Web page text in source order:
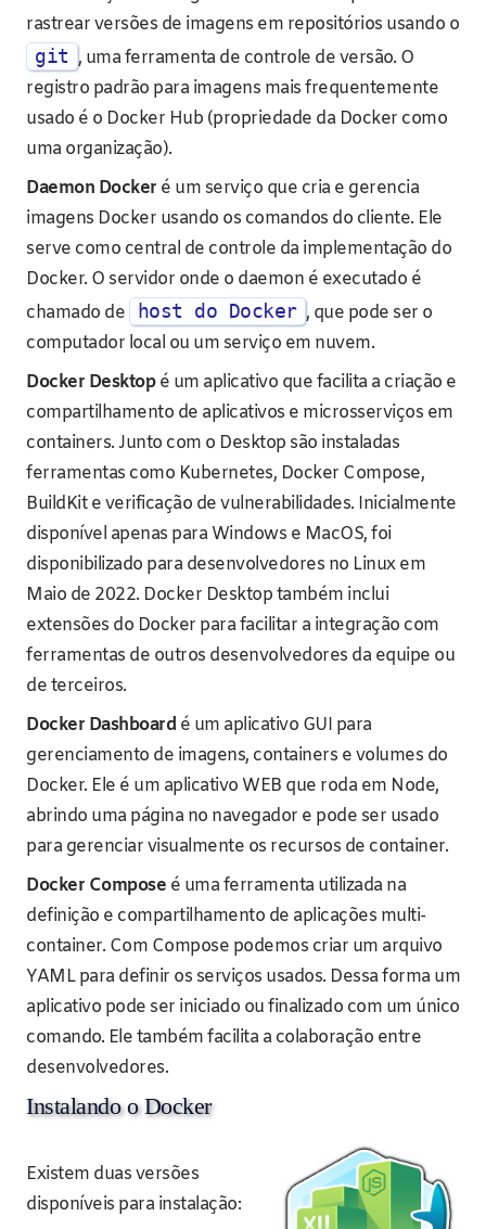
rastrear versões de imagens em repositórios usando o
git , uma ferramenta de controle de versão. O
registro padrão para imagens mais frequentemente
usado é o Docker Hub (propriedade da Docker como
uma organização).
Daemon Docker é um serviço que cria e gerencia
imagens Docker usando os comandos do cliente. Ele
serve como central de controle da implementação do
Docker. O servidor onde o daemon é executado é
chamado de
host do Docker , que pode ser o
computador local ou um serviço em nuvem.
Docker Desktopé um aplicativo que facilita a criação e
compartilhamento de aplicativos e microsserviços em
containers. Junto com o Desktop são instaladas
ferramentas como Kubernetes, Docker Compose,
BuildKit e verificação de vulnerabilidades. Inicialmente
disponível apenas para Windows e MacOS, foi
disponibilizado para desenvolvedores no Linux em
Maio de 2022. Docker Desktop também inclui
extensões do Docker para facilitar a integração com
ferramentas de outros desenvolvedores da equipe ou
de terceiros.
Docker Dashboardé um aplicativo GUI para
gerenciamento de imagens, containers e volumes do
Docker. Ele é um aplicativo WEB que roda em Node,
abrindo uma página no navegador e pode ser usado
para gerenciar visualmente os recursos de container.
Docker Compose é uma ferramenta utilizada na
definição e compartilhamento de aplicações multi-
container. Com Compose podemos criar um arquivo
YAML para definir os serviços usados. Dessa forma um
aplicativo pode ser iniciado ou finalizado com um único
comando. Ele também facilita a colaboração entre
desenvolvedores.
Instalando o Docker
Existem duas versões
disponíveis para instalação: